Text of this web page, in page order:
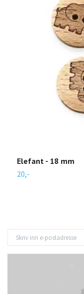
Elefant - 18 mm
20,-